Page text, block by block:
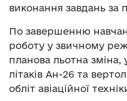
виконання завдань за
По завершенню
роботу у звичному
планова льотна зміна,
літаків Ан-26 та
обліт авіаційної